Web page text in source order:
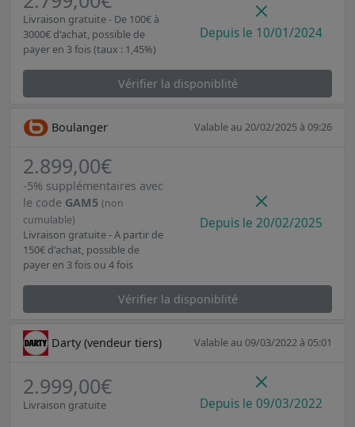
Livraison gratuite - De 100€ à
3000€ d'achat, possible de
payer en 3 fois (taux : 1,45%)
Depuis le 10/01/2024
Vérifier la disponiblité
Boulanger Valable au 20/02/2025 à 09:26
2.899,00€
-5% supplémentaires avec
le code GAM5 (non
cumulable)
Livraison gratuite - A partir de
150€ d'achat, possible de
payer en 3 fois ou 4 fois
Depuis le 20/02/2025
Vérifier la disponiblité
Darty (vendeur tiers) Valable au 09/03/2022 à 05:01
2.999,00€
Livraison gratuite Depuis le 09/03/2022